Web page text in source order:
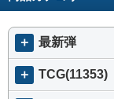
＋ 最新弾
＋ TCG(11353)